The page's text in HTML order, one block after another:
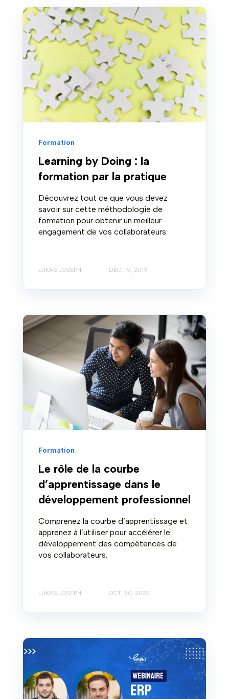
Formation
Learning by Doing : la
formation par la pratique
Découvrez tout ce que vous devez
savoir sur cette méthodologie de
formation pour obtenir un meilleur
engagement de vos collaborateurs.
LUKAS JOSEPH DÉC. 19, 2019
Formation
Le rôle de la courbe
d’apprentissage dans le
développement professionnel
Comprenez la courbe d’apprentissage et
apprenez à l’utiliser pour accélérer le
développement des compétences de
vos collaborateurs.
LUKAS JOSEPH OCT. 30, 2023